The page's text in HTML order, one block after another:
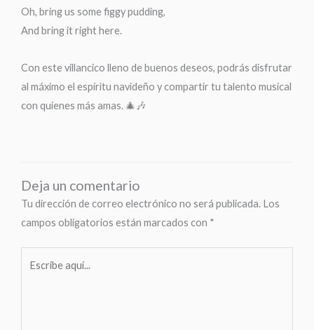
Oh, bring us some figgy pudding,
And bring it right here.
Con este villancico lleno de buenos deseos, podrás disfrutar
al máximo el espíritu navideño y compartir tu talento musical
con quienes más amas. 🎄🎶
Deja un comentario
Tu dirección de correo electrónico no será publicada. Los
campos obligatorios están marcados con *